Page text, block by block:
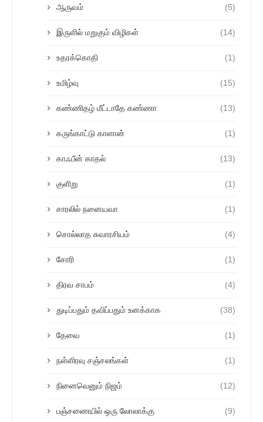
ஆருவம் (5)
இருளில் மறுகும் விழிகள் (14)
உதரக்கொதி (1)
உமிழ்வு (15)
கண்ணிதழ் மீட்டாதே கண்ணா (13)
கருங்காட்டு காளான் (1)
காஃபீன் காதல் (13)
குளிறு (1)
சாரலில் நனையவா (1)
சொல்லாத சுவாரசியம் (4)
சோரி (1)
திரவ சாபம் (4)
துடிப்பதும் தவிப்பதும் உனக்காக (38)
தேவை (1)
நள்ளிரவு சஞ்சலங்கள் (1)
நினைவெனும் நிஜம் (12)
பஞ்சணையில் ஒரு லோலாக்கு (9)